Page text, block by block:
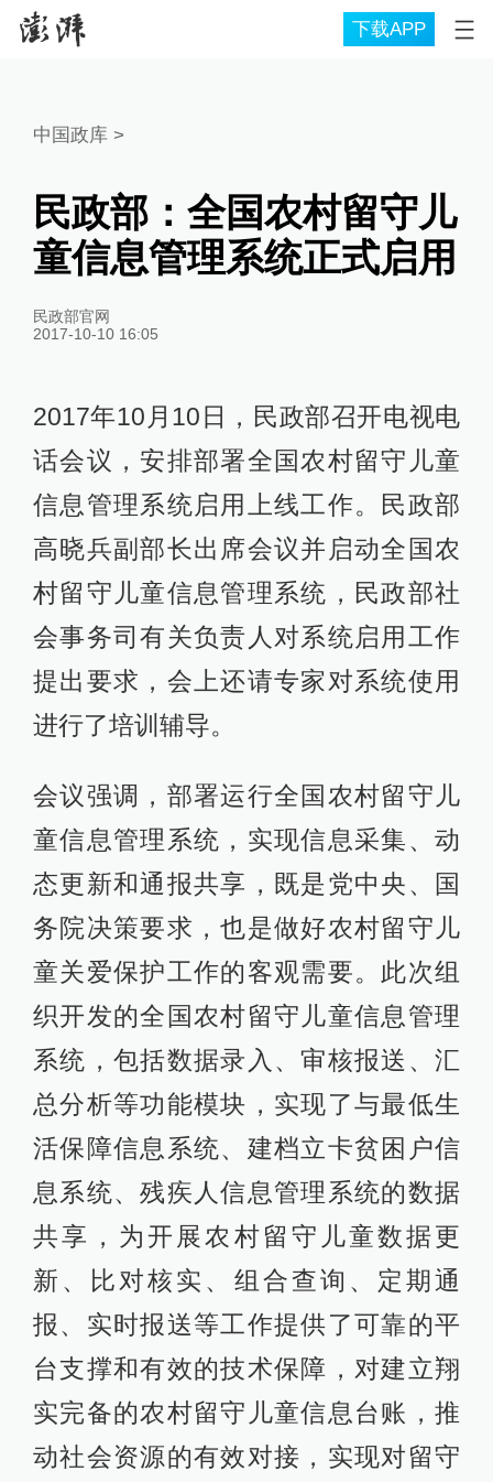
下载APP
中国政库 >
民政部：全国农村留守儿
童信息管理系统正式启用
民政部官网
2017-10-10 16:05
2017年10月10日，民政部召开电视电
话会议，安排部署全国农村留守儿童
信息管理系统启用上线工作。民政部
高晓兵副部长出席会议并启动全国农
村留守儿童信息管理系统，民政部社
会事务司有关负责人对系统启用工作
提出要求，会上还请专家对系统使用
进行了培训辅导。
会议强调，部署运行全国农村留守儿
童信息管理系统，实现信息采集、动
态更新和通报共享，既是党中央、国
务院决策要求，也是做好农村留守儿
童关爱保护工作的客观需要。此次组
织开发的全国农村留守儿童信息管理
系统，包括数据录入、审核报送、汇
总分析等功能模块，实现了与最低生
活保障信息系统、建档立卡贫困户信
息系统、残疾人信息管理系统的数据
共享，为开展农村留守儿童数据更
新、比对核实、组合查询、定期通
报、实时报送等工作提供了可靠的平
台支撑和有效的技术保障，对建立翔
实完备的农村留守儿童信息台账，推
动社会资源的有效对接，实现对留守